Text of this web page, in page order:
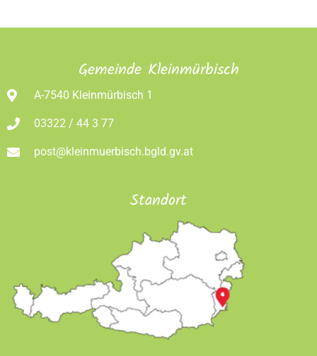
Gemeinde Kleinmürbisch
A-7540 Kleinmürbisch 1
03322 / 44 3 77
post@kleinmuerbisch.bgld.gv.at
Standort